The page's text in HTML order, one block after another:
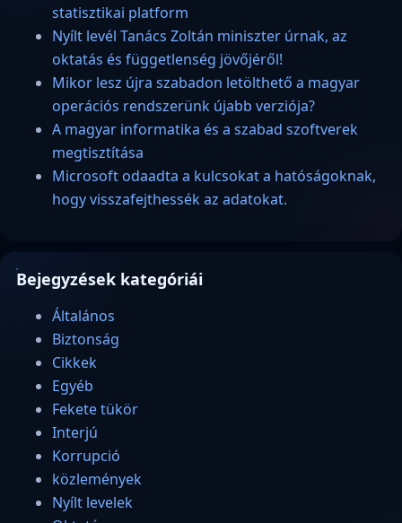
statisztikai platform
Nyílt levél Tanács Zoltán miniszter úrnak, az
oktatás és függetlenség jövőjéről!
Mikor lesz újra szabadon letölthető a magyar
operációs rendszerünk újabb verziója?
A magyar informatika és a szabad szoftverek
megtisztítása
Microsoft odaadta a kulcsokat a hatóságoknak,
hogy visszafejthessék az adatokat.
Bejegyzések kategóriái
Általános
Biztonság
Cikkek
Egyéb
Fekete tükör
Interjú
Korrupció
közlemények
Nyílt levelek